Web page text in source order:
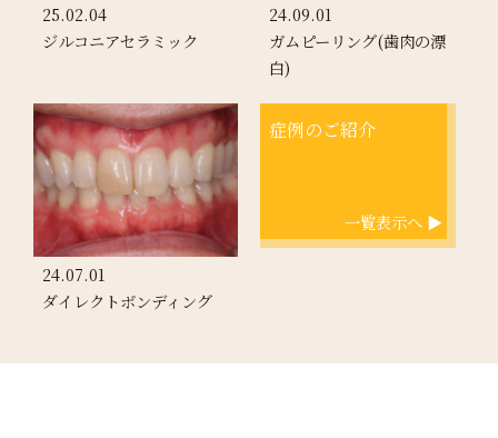
25.02.04
ジルコニアセラミック
24.09.01
ガムピーリング(歯肉の漂
白)
24.07.01
ダイレクトボンディング
症例のご紹介
一覧表示へ ▶